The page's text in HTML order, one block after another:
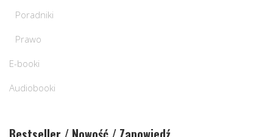
Poradniki
Prawo
E-booki
Audiobooki